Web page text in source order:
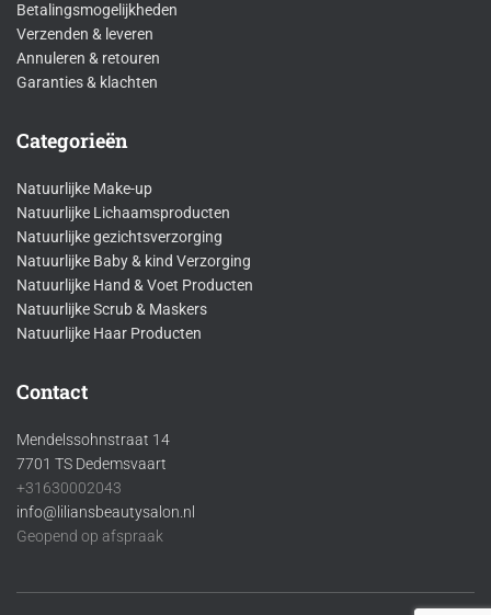
Betalingsmogelijkheden
Verzenden & leveren
Annuleren & retouren
Garanties & klachten
Categorieën
Natuurlijke Make-up
Natuurlijke Lichaamsproducten
Natuurlijke gezichtsverzorging
Natuurlijke Baby & kind Verzorging
Natuurlijke Hand & Voet Producten
Natuurlijke Scrub & Maskers
Natuurlijke Haar Producten
Contact
Mendelssohnstraat 14
7701 TS Dedemsvaart
+31630002043
info@liliansbeautysalon.nl
Geopend op afspraak